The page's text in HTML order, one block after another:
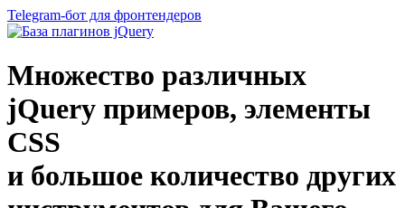
Telegram-бот для фронтендеров
Множество различных
jQuery примеров, элементы
CSS
и большое количество других